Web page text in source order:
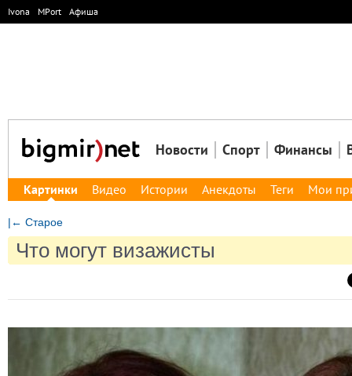
Ivona MPort Афиша
Новости Спорт Финансы
Картинки Видео Истории Анекдоты Теги Мои
|← Старое
Что могут визажисты